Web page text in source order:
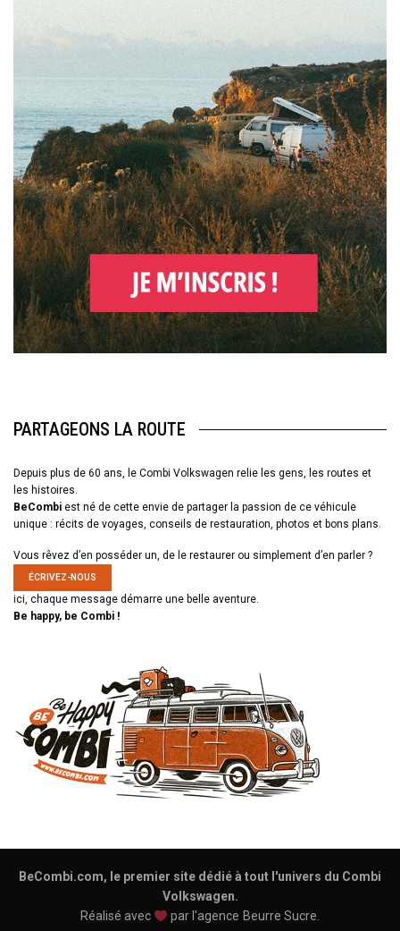
PARTAGEONS LA ROUTE
Depuis plus de 60 ans, le Combi Volkswagen relie les gens, les routes et
les histoires.
BeCombi est né de cette envie de partager la passion de ce véhicule
unique : récits de voyages, conseils de restauration, photos et bons plans.
Vous rêvez d’en posséder un, de le restaurer ou simplement d’en parler ?
ÉCRIVEZ-NOUS
ici, chaque message démarre une belle aventure.
Be happy, be Combi !
BeCombi.com, le premier site dédié à tout l'univers du Combi
Volkswagen.
Réalisé avec
par l'agence Beurre Sucre.